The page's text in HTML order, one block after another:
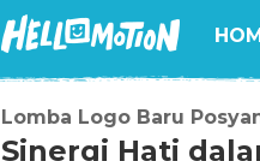
Lomba Logo Baru
Sinergi Hati